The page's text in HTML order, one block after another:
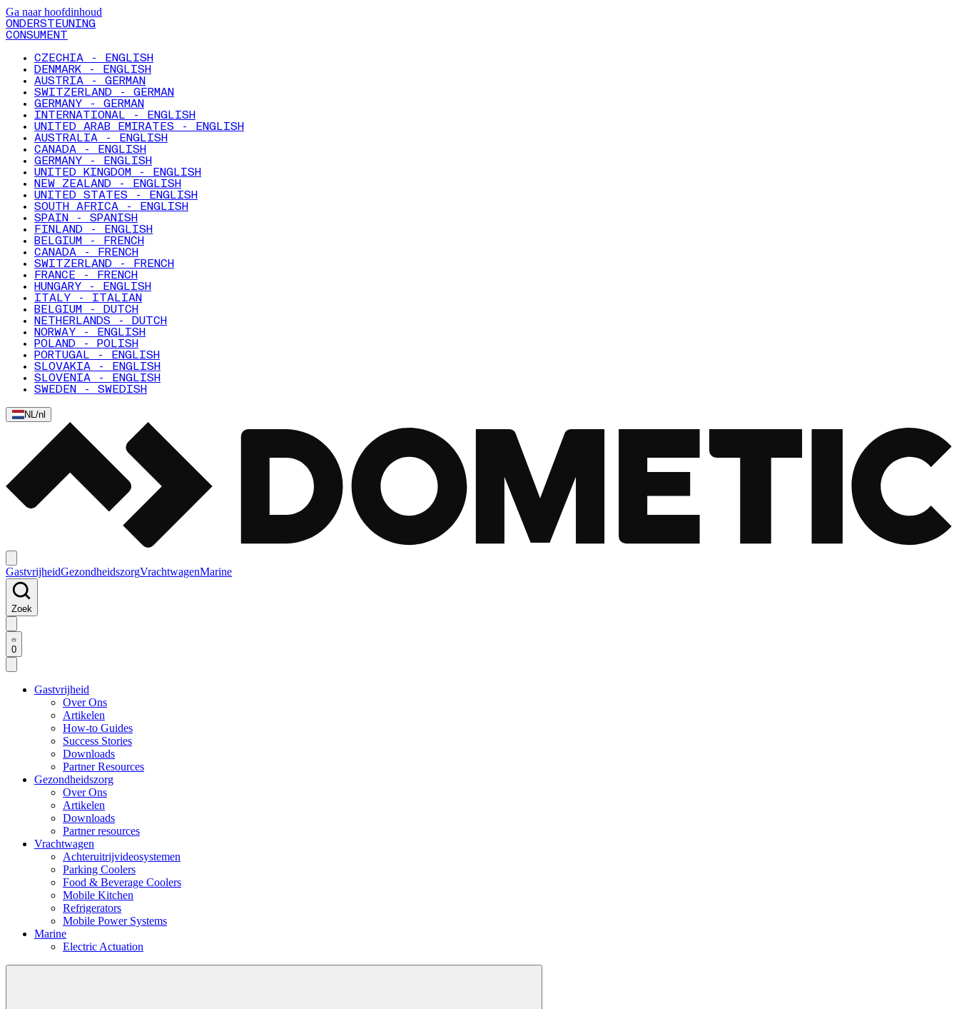
Ga naar hoofdinhoud
ONDERSTEUNING
CONSUMENT
CZECHIA - ENGLISH
DENMARK - ENGLISH
AUSTRIA - GERMAN
SWITZERLAND - GERMAN
GERMANY - GERMAN
INTERNATIONAL - ENGLISH
UNITED ARAB EMIRATES - ENGLISH
AUSTRALIA - ENGLISH
CANADA - ENGLISH
GERMANY - ENGLISH
UNITED KINGDOM - ENGLISH
NEW ZEALAND - ENGLISH
UNITED STATES - ENGLISH
SOUTH AFRICA - ENGLISH
SPAIN - SPANISH
FINLAND - ENGLISH
BELGIUM - FRENCH
CANADA - FRENCH
SWITZERLAND - FRENCH
FRANCE - FRENCH
HUNGARY - ENGLISH
ITALY - ITALIAN
BELGIUM - DUTCH
NETHERLANDS - DUTCH
NORWAY - ENGLISH
POLAND - POLISH
PORTUGAL - ENGLISH
SLOVAKIA - ENGLISH
SLOVENIA - ENGLISH
SWEDEN - SWEDISH
NL/nl
GastvrijheidGezondheidszorgVrachtwagenMarine
Zoek
0
Gastvrijheid
Over Ons
Artikelen
How-to Guides
Success Stories
Downloads
Partner Resources
Gezondheidszorg
Over Ons
Artikelen
Downloads
Partner resources
Vrachtwagen
Achteruitrijvideosystemen
Parking Coolers
Food & Beverage Coolers
Mobile Kitchen
Refrigerators
Mobile Power Systems
Marine
Electric Actuation